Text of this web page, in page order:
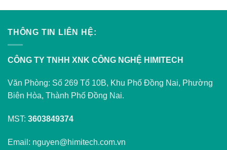
THÔNG TIN LIÊN HỆ:
CÔNG TY TNHH XNK CÔNG NGHỆ HIMITECH
Văn Phòng: Số 269 Tổ 10B, Khu Phố Đồng Nai, Phường
Biên Hòa, Thành Phố Đồng Nai.
MST: 3603849374
Email: nguyen@himitech.com.vn